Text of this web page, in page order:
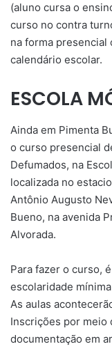
(aluno cursa o
curso no contra
na forma presencial
calendário escolar.
ESCOLA
Ainda em Pimenta
o curso presencial
Defumados, na
localizada no
Antônio Augusto
Bueno, na avenida
Alvorada.
Para fazer o curso,
escolaridade
As aulas
Inscrições por meio
documentação em